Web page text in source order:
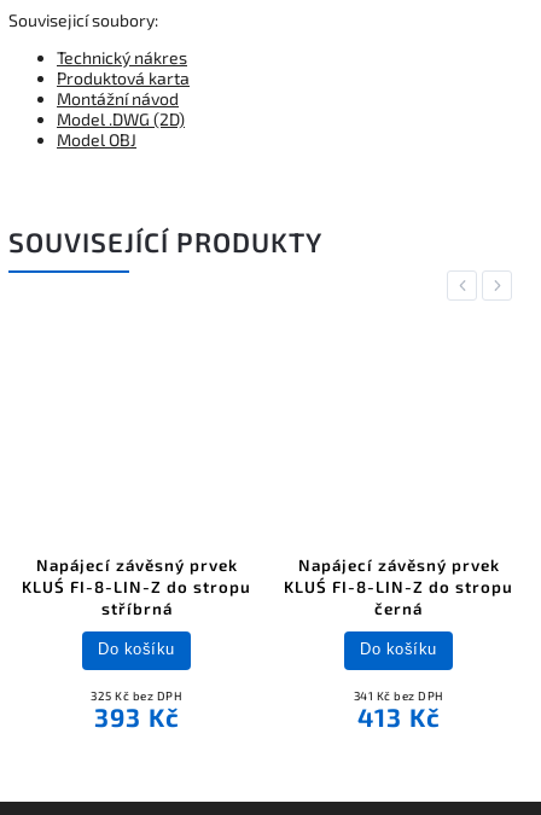
Souvisejicí soubory:
Technický nákres
Produktová karta
Montážní návod
Model .DWG (2D)
Model OBJ
SOUVISEJÍCÍ PRODUKTY
Previous
Napájecí závěsný prvek
KLUŚ FI-8-LIN-Z do stropu
stříbrná
325 Kč bez DPH
393 Kč
Do košíku
Napájecí závěsný prvek
KLUŚ FI-8-LIN-Z do stropu
černá
341 Kč bez DPH
413 Kč
Do košíku
Next